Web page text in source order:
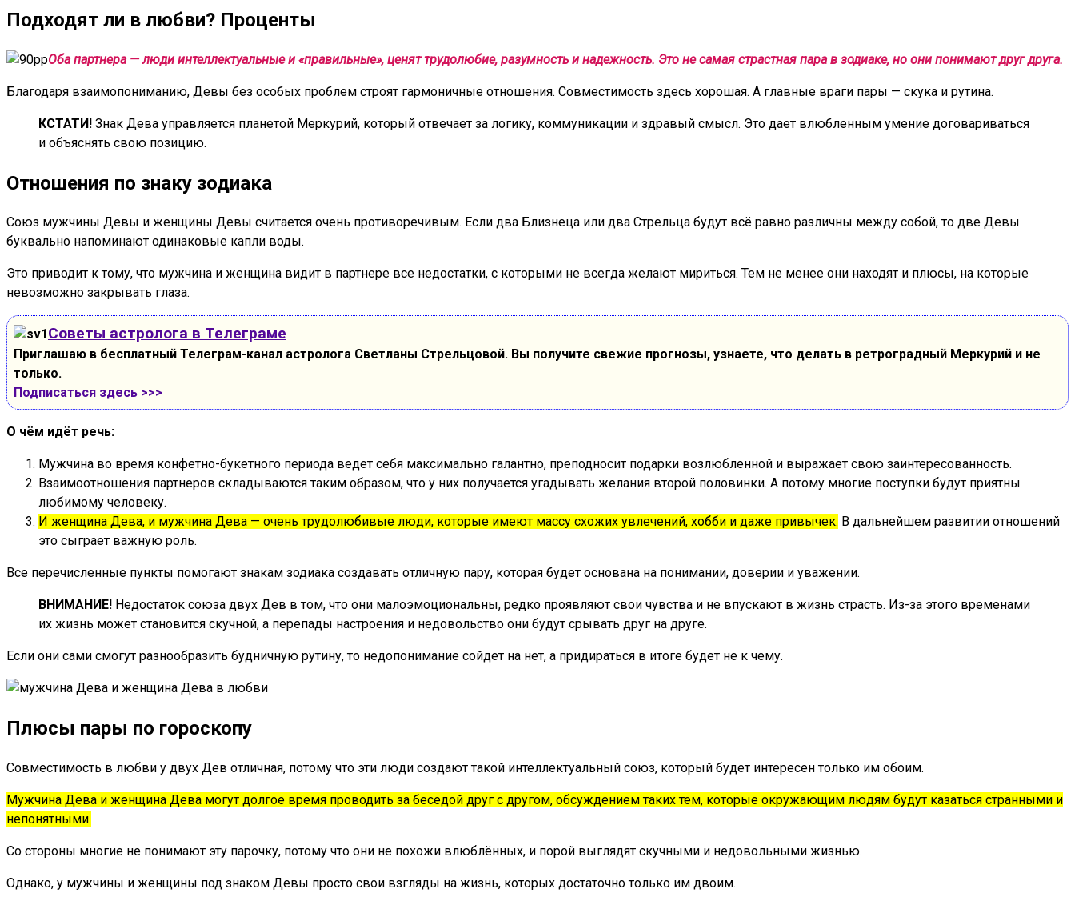
Подходят ли в любви? Проценты
Оба партнера — люди интеллектуальные и «правильные», ценят трудолюбие, разумность и надежность. Это не самая страстная пара в зодиаке, но они понимают друг друга.
Благодаря взаимопониманию, Девы без особых проблем строят гармоничные отношения. Совместимость здесь хорошая. А главные враги пары — скука и рутина.
КСТАТИ! Знак Дева управляется планетой Меркурий, который отвечает за логику, коммуникации и здравый смысл. Это дает влюбленным умение договариваться
и объяснять свою позицию.
Отношения по знаку зодиака
Союз мужчины Девы и женщины Девы считается очень противоречивым. Если два Близнеца или два Стрельца будут всё равно различны между собой, то две Девы
буквально напоминают одинаковые капли воды.
Это приводит к тому, что мужчина и женщина видит в партнере все недостатки, с которыми не всегда желают мириться. Тем не менее они находят и плюсы, на которые
невозможно закрывать глаза.
Советы астролога в Телеграме
Приглашаю в бесплатный Телеграм-канал астролога Светланы Стрельцовой. Вы получите свежие прогнозы, узнаете, что делать в ретроградный Меркурий и не
только.
Подписаться здесь >>>
О чём идёт речь:
Мужчина во время конфетно-букетного периода ведет себя максимально галантно, преподносит подарки возлюбленной и выражает свою заинтересованность.
Взаимоотношения партнеров складываются таким образом, что у них получается угадывать желания второй половинки. А потому многие поступки будут приятны
любимому человеку.
И женщина Дева, и мужчина Дева — очень трудолюбивые люди, которые имеют массу схожих увлечений, хобби и даже привычек. В дальнейшем развитии отношений
это сыграет важную роль.
Все перечисленные пункты помогают знакам зодиака создавать отличную пару, которая будет основана на понимании, доверии и уважении.
ВНИМАНИЕ! Недостаток союза двух Дев в том, что они малоэмоциональны, редко проявляют свои чувства и не впускают в жизнь страсть. Из-за этого временами
их жизнь может становится скучной, а перепады настроения и недовольство они будут срывать друг на друге.
Если они сами смогут разнообразить будничную рутину, то недопонимание сойдет на нет, а придираться в итоге будет не к чему.
Плюсы пары по гороскопу
Совместимость в любви у двух Дев отличная, потому что эти люди создают такой интеллектуальный союз, который будет интересен только им обоим.
Мужчина Дева и женщина Дева могут долгое время проводить за беседой друг с другом, обсуждением таких тем, которые окружающим людям будут казаться странными и
непонятными.
Со стороны многие не понимают эту парочку, потому что они не похожи влюблённых, и порой выглядят скучными и недовольными жизнью.
Однако, у мужчины и женщины под знаком Девы просто свои взгляды на жизнь, которых достаточно только им двоим.